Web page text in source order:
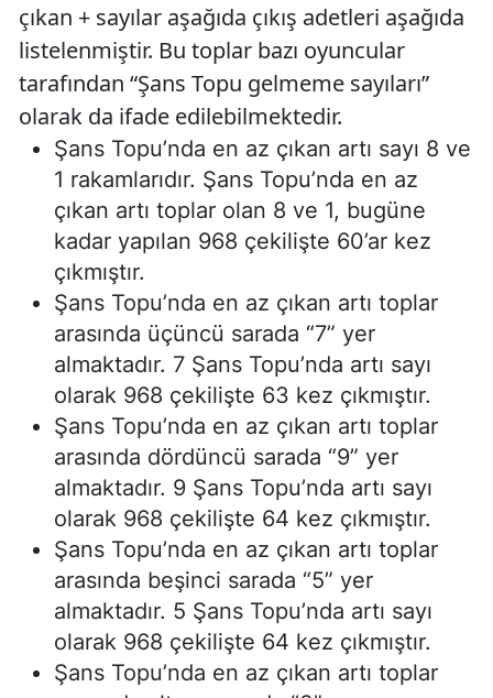
çıkan + sayılar aşağıda çıkış adetleri aşağıda
listelenmiştir. Bu toplar bazı oyuncular
tarafından “Şans Topu gelmeme sayıları”
olarak da ifade edilebilmektedir.
Şans Topu’nda en az çıkan artı sayı 8 ve
1 rakamlarıdır. Şans Topu’nda en az
çıkan artı toplar olan 8 ve 1, bugüne
kadar yapılan 968 çekilişte 60’ar kez
çıkmıştır.
Şans Topu’nda en az çıkan artı toplar
arasında üçüncü sarada “7” yer
almaktadır. 7 Şans Topu’nda artı sayı
olarak 968 çekilişte 63 kez çıkmıştır.
Şans Topu’nda en az çıkan artı toplar
arasında dördüncü sarada “9” yer
almaktadır. 9 Şans Topu’nda artı sayı
olarak 968 çekilişte 64 kez çıkmıştır.
Şans Topu’nda en az çıkan artı toplar
arasında beşinci sarada “5” yer
almaktadır. 5 Şans Topu’nda artı sayı
olarak 968 çekilişte 64 kez çıkmıştır.
Şans Topu’nda en az çıkan artı toplar